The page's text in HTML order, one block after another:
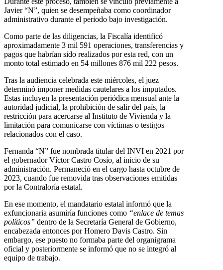
Javier “N”, quien se desempeñaba como coordinador
administrativo durante el periodo bajo investigación.
Como parte de las diligencias, la Fiscalía identificó
aproximadamente 3 mil 591 operaciones, transferencias y
pagos que habrían sido realizados por esta red, con un
monto total estimado en 54 millones 876 mil 222 pesos.
Tras la audiencia celebrada este miércoles, el juez
determinó imponer medidas cautelares a los imputados.
Estas incluyen la presentación periódica mensual ante la
autoridad judicial, la prohibición de salir del país, la
restricción para acercarse al Instituto de Vivienda y la
limitación para comunicarse con víctimas o testigos
relacionados con el caso.
Fernanda “N” fue nombrada titular del INVI en 2021 por
el gobernador Víctor Castro Cosío, al inicio de su
administración. Permaneció en el cargo hasta octubre de
2023, cuando fue removida tras observaciones emitidas
por la Contraloría estatal.
En ese momento, el mandatario estatal informó que la
exfuncionaria asumiría funciones como “enlace de temas
políticos” dentro de la Secretaría General de Gobierno,
encabezada entonces por Homero Davis Castro. Sin
embargo, ese puesto no formaba parte del organigrama
oficial y posteriormente se informó que no se integró al
equipo de trabajo.